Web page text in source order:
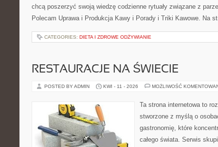
chcą poszerzyć swoją wiedzę codzienne rytuały związane z
Polecam Uprawa i Produkcja Kawy i Porady i Triki Kawowe. Na
CATEGORIES: DIETA I ZDROWE ODŻYWIANIE
RESTAURACJE NA ŚWIECIE
POSTED BY ADMIN KWI - 11 - 2026 MOŻLIWOŚĆ
Ta strona internetowa to
stworzone z myślą o
gastronomię, które
całego świata. Serwis